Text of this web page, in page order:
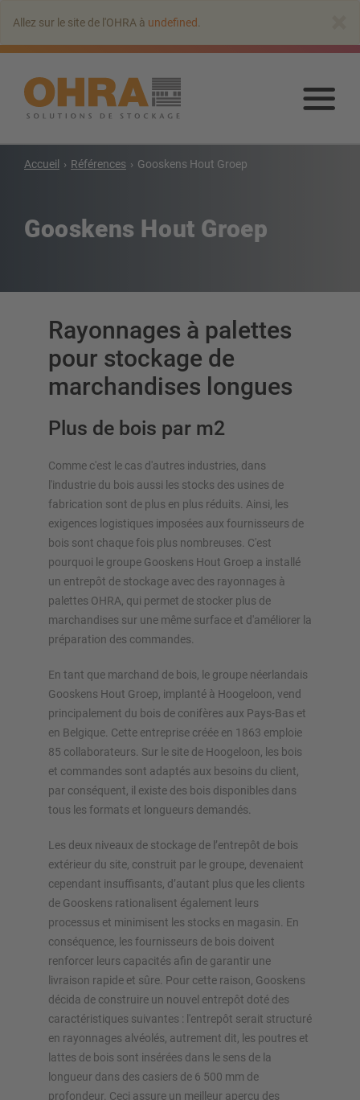
contenu
Allez sur le site de l'OHRA à undefined
Accueil Références Gooskens Hout Groep
Gooskens Hout Groep
Rayonnages à palettes
pour stockage de
marchandises longues
Plus de bois par m2
Comme c'est le cas d'autres industries, dans
l'industrie du bois aussi les stocks des usines de
fabrication sont de plus en plus réduits. Ainsi, les
exigences logistiques imposées aux fournisseurs de
bois sont chaque fois plus nombreuses. C'est
pourquoi le groupe Gooskens Hout Groep a installé
un entrepôt de stockage avec des rayonnages à
palettes OHRA, qui permet de stocker plus de
marchandises sur une même surface et d'améliorer la
préparation des commandes.
En tant que marchand de bois, le groupe néerlandais
Gooskens Hout Groep, implanté à Hoogeloon, vend
principalement du bois de conifères aux Pays-Bas et
en Belgique. Cette entreprise créée en 1863 emploie
85 collaborateurs. Sur le site de Hoogeloon, les bois
et commandes sont adaptés aux besoins du client,
par conséquent, il existe des bois disponibles dans
tous les formats et longueurs demandés.
Les deux niveaux de stockage de l’entrepôt de bois
extérieur du site, construit par le groupe, devenaient
cependant insuffisants, d’autant plus que les clients
de Gooskens rationalisent également leurs
processus et minimisent les stocks en magasin. En
conséquence, les fournisseurs de bois doivent
renforcer leurs capacités afin de garantir une
livraison rapide et sûre. Pour cette raison, Gooskens
décida de construire un nouvel entrepôt doté des
caractéristiques suivantes : l'entrepôt serait structuré
en rayonnages alvéolés, autrement dit, les poutres et
lattes de bois sont insérées dans le sens de la
longueur dans des casiers de 6 500 mm de
profondeur. Ceci assure un meilleur aperçu des
Rayonnage cantilever
Rayonnage cantilever pour charges longues
Autres rayonnages cantilever
SYSTÈMES DE STOCKAGE
Rayonnages á palettes
Rayonnages mobiles
Stockage automatique
Hall de rayonnages
Mezzanines
Rayonnage vertical
Planifiez votre système de rayonnage individuellement avec
nos configurateurs – y compris la demande directe
Configurer le rayonnage maintenant